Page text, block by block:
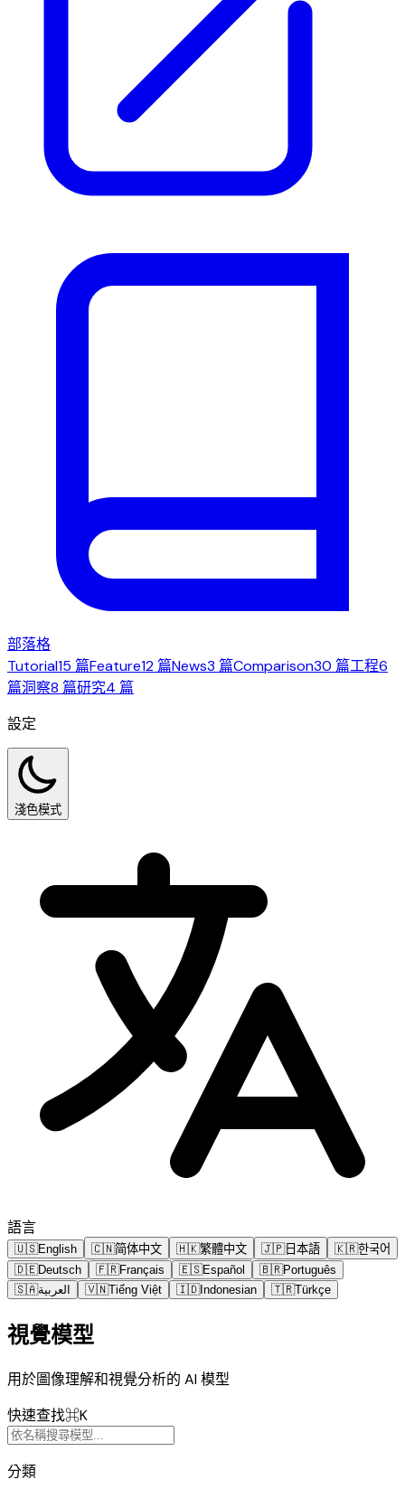
部落格
Tutorial15 篇Feature12 篇News3 篇Comparison30 篇工程6
篇洞察8 篇研究4 篇
設定
淺色模式
語言
🇺🇸English 🇨🇳简体中文 🇭🇰繁體中文 🇯🇵日本語 🇰🇷한국어
🇩🇪Deutsch 🇫🇷Français 🇪🇸Español 🇧🇷Português
🇸🇦العربية 🇻🇳Tiếng Việt 🇮🇩Indonesian 🇹🇷Türkçe
視覺模型
用於圖像理解和視覺分析的 AI 模型
快速查找⌘K
分類